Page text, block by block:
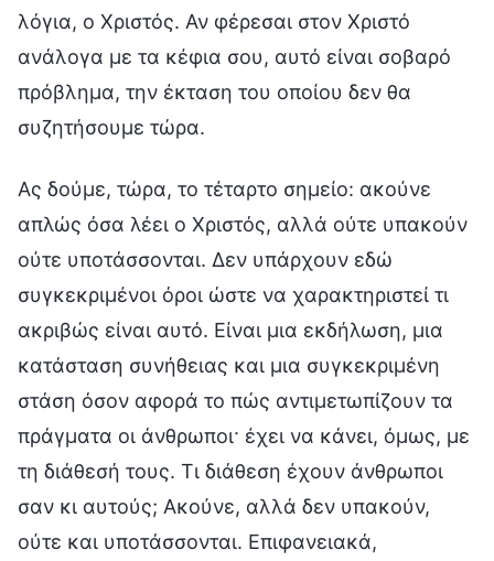
λόγια, ο Χριστός. Αν φέρεσαι στον Χριστό
ανάλογα με τα κέφια σου, αυτό είναι σοβαρό
πρόβλημα, την έκταση του οποίου δεν θα
συζητήσουμε τώρα.
Ας δούμε, τώρα, το τέταρτο σημείο: ακούνε
απλώς όσα λέει ο Χριστός, αλλά ούτε υπακούν
ούτε υποτάσσονται. Δεν υπάρχουν εδώ
συγκεκριμένοι όροι ώστε να χαρακτηριστεί τι
ακριβώς είναι αυτό. Είναι μια εκδήλωση, μια
κατάσταση συνήθειας και μια συγκεκριμένη
στάση όσον αφορά το πώς αντιμετωπίζουν τα
πράγματα οι άνθρωποι· έχει να κάνει, όμως, με
τη διάθεσή τους. Τι διάθεση έχουν άνθρωποι
σαν κι αυτούς; Ακούνε, αλλά δεν υπακούν,
ούτε και υποτάσσονται. Επιφανειακά,